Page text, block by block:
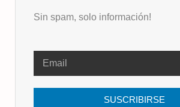
Sin spam, solo información!
SUSCRIBIRSE